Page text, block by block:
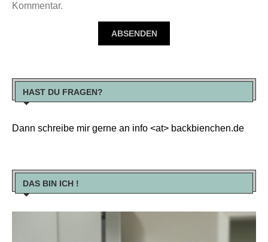
Kommentar.
HAST DU FRAGEN?
Dann schreibe mir gerne an info <at> backbienchen.de
DAS BIN ICH !